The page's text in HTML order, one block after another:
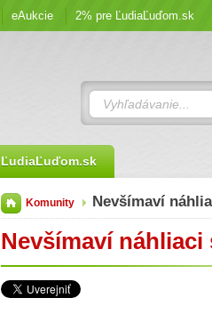
eAukcie 2% pre ĽudiaĽuďom.sk
ĽudiaĽuďom.sk
Komunity Nevšímaví
Nevšímaví náhliaci